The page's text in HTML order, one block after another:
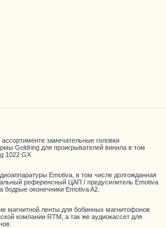
замечательные головки
Goldring для проигрывателей винила в том
1022 GX
Emotiva, в том числе долгожданная
референсный ЦАП / предусилитель Emotiva
бодрые оконечники Emotiva A2.
магнитной ленты для бобинных магнитофонов
компании RTM, а так же аудиокассет для